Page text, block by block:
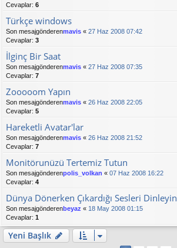
Cevaplar: 6
Türkçe windows
Son mesajgönderenmavis « 27 Haz 2008 07:42
Cevaplar: 3
İlginç Bir Saat
Son mesajgönderenmavis « 27 Haz 2008 07:35
Cevaplar: 7
Zooooom Yapın
Son mesajgönderenmavis « 26 Haz 2008 22:05
Cevaplar: 5
Hareketli Avatar'lar
Son mesajgönderenmavis « 26 Haz 2008 21:52
Cevaplar: 7
Monitörunüzü Tertemiz Tutun
Son mesajgönderenpolis_volkan « 07 Haz 2008 16:22
Cevaplar: 4
Dünya Dönerken Çıkardığı Sesleri Dinleyin
Son mesajgönderenbeyaz « 18 May 2008 01:15
Cevaplar: 1
Yeni Başlık